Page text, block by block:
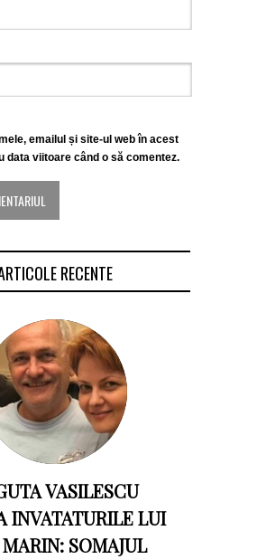
emailul și site-ul web în acest
data viitoare când o să comentez.
RECENTE
VASILESCU
INVATATURILE LUI
SOMAJUL